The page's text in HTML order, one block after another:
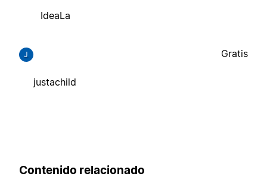
IdeaLa
J
justachild
Gratis
Contenido relacionado